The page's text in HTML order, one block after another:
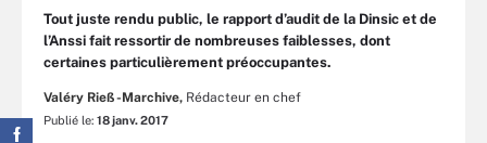
Tout juste rendu public, le rapport d’audit de la Dinsic et de
l’Anssi fait ressortir de nombreuses faiblesses, dont
certaines particulièrement préoccupantes.
Valéry Rieß-Marchive, Rédacteur en chef
Publié le: 18 janv. 2017